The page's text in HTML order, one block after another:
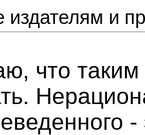
издателям и
что
-